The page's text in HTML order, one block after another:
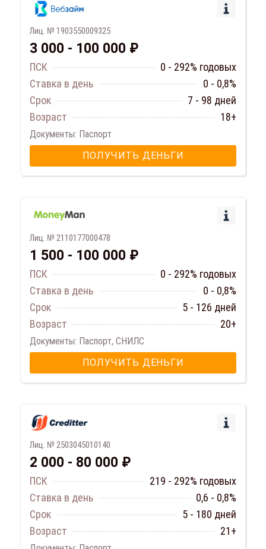
Лиц. № 1903550009325
3 000 - 100 000 ₽
ПСК
0 - 292% годовых
Ставка в день
0 - 0,8%
Срок
7 - 98 дней
Возраст
18+
Документы: Паспорт
ПОЛУЧИТЬ ДЕНЬГИ
Лиц. № 2110177000478
1 500 - 100 000 ₽
ПСК
0 - 292% годовых
Ставка в день
0 - 0,8%
Срок
5 - 126 дней
Возраст
20+
Документы: Паспорт, СНИЛС
ПОЛУЧИТЬ ДЕНЬГИ
Лиц. № 2503045010140
2 000 - 80 000 ₽
ПСК
219 - 292% годовых
Ставка в день
0,6 - 0,8%
Срок
5 - 180 дней
Возраст
21+